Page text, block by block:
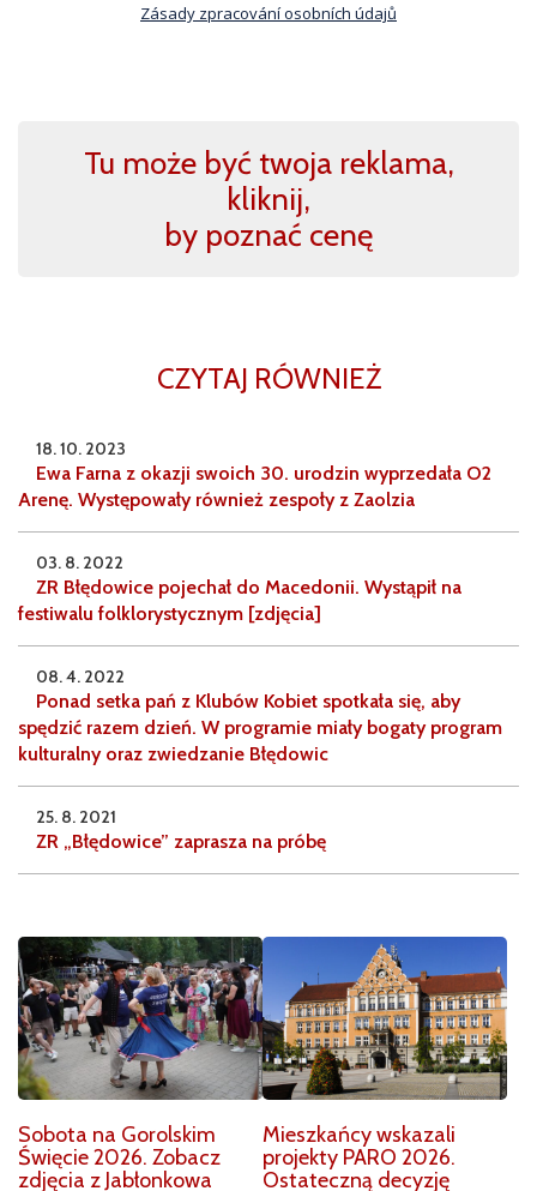
Zásady zpracování osobních údajů
Tu może być twoja reklama,
kliknij,
by poznać cenę
CZYTAJ RÓWNIEŻ
18. 10. 2023
Ewa Farna z okazji swoich 30. urodzin wyprzedała O2
Arenę. Występowały również zespoły z Zaolzia
03. 8. 2022
ZR Błędowice pojechał do Macedonii. Wystąpił na
festiwalu folklorystycznym [zdjęcia]
08. 4. 2022
Ponad setka pań z Klubów Kobiet spotkała się, aby
spędzić razem dzień. W programie miały bogaty program
kulturalny oraz zwiedzanie Błędowic
25. 8. 2021
ZR „Błędowice” zaprasza na próbę
Sobota na Gorolskim
Święcie 2026. Zobacz
zdjęcia z Jabłonkowa
Mieszkańcy wskazali
projekty PARO 2026.
Ostateczną decyzję